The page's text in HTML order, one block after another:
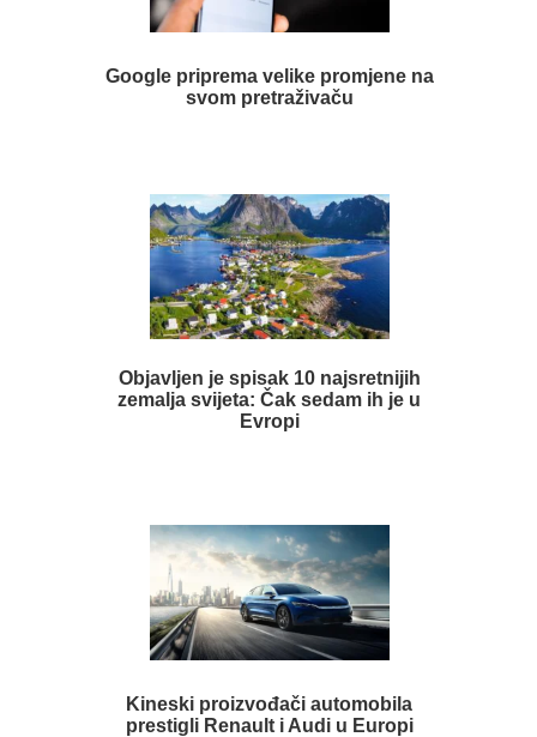
Google priprema velike promjene na
svom pretraživaču
Objavljen je spisak 10 najsretnijih
zemalja svijeta: Čak sedam ih je u
Evropi
Kineski proizvođači automobila
prestigli Renault i Audi u Europi